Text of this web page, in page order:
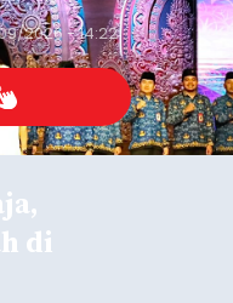
2026 - 14:22
di